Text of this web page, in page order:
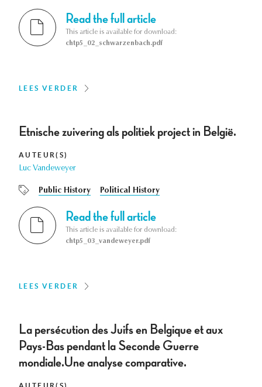
Read the full article
This article is available for download:
chtp5_02_schwarzenbach.pdf
LEES VERDER
Etnische zuivering als politiek project in België.
AUTEUR(S)
Luc Vandeweyer
Public History Political History
Read the full article
This article is available for download:
chtp5_03_vandeweyer.pdf
LEES VERDER
La persécution des Juifs en Belgique et aux
Pays-Bas pendant la Seconde Guerre
mondiale.Une analyse comparative.